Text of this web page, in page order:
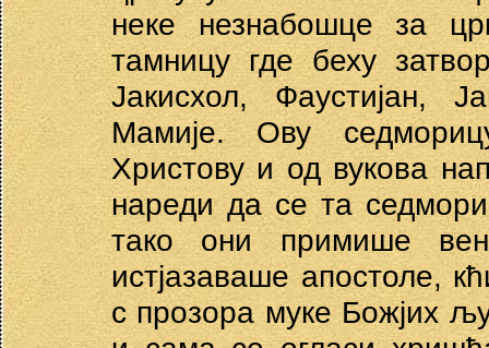
неке незнабошце за
тамницу где беху
Јакисхол, Фаустијан,
Мамије. Ову
Христову и од вукова
нареди да се та
тако они примише
истјазаваше апостоле,
с прозора муке Божјих